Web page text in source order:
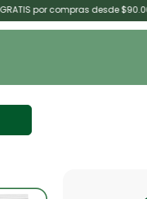
por compras desde $90.000!